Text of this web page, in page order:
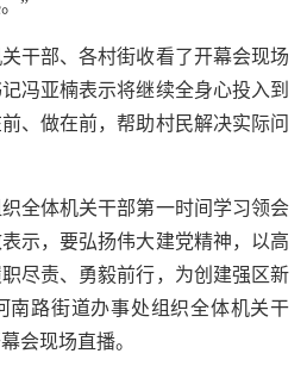
”
部、各村街收看了开幕会现场
冯亚楠表示将继续全身心投入到
、做在前，帮助村民解决实际问
体机关干部第一时间学习领会
示，要弘扬伟大建党精神，以高
尽责、勇毅前行，为创建强区新
南路街道办事处组织全体机关干
会现场直播。